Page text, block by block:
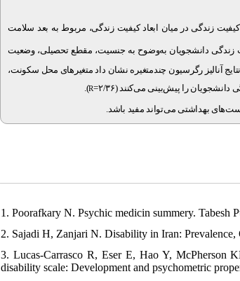
کیفیت زندگی در میان ابعاد کیفیت زندگی، مربوط به بعد سلامت
دانشجویان به‌وضوح به جنسیت، مقطع تحصیلی، وضعیت
آنالیز رگرسیون چندمتغیره نشان داد متغیرهای محل سکونت،
را پیش‌بینی می‌کنند (۲/۳۶=
R
).
بهداشتی می‌تواند مفید باشد.
1. Poorafkary N. Psychic medicin summery. Tabesh
2. Sajadi H, Zanjari N. Disability in Iran: Prevalence,
3. Lucas-Carrasco R, Eser E, Hao Y,
disability scale: Development and psychometric